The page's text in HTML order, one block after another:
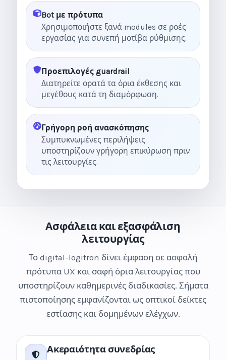
Bot με πρότυπα
Χρησιμοποιήστε ξανά modules σε ροές
εργασίας για συνεπή μοτίβα ρύθμισης.
Προεπιλογές guardrail
Διατηρείτε ορατά τα όρια έκθεσης και
μεγέθους κατά τη διαμόρφωση.
Γρήγορη ροή ανασκόπησης
Συμπυκνωμένες περιλήψεις
υποστηρίζουν γρήγορη επικύρωση πριν
τις λειτουργίες.
Ασφάλεια και εξασφάλιση
λειτουργίας
Το digital-logitron δίνει έμφαση σε ασφαλή
πρότυπα UX και σαφή όρια λειτουργίας που
υποστηρίζουν καθημερινές διαδικασίες. Σήματα
πιστοποίησης εμφανίζονται ως οπτικοί δείκτες
εστίασης και δομημένων ελέγχων.
Ακεραιότητα συνεδρίας